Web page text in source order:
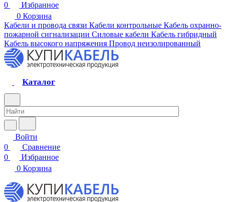
0
Избранное
0 Корзина
Кабели и провода связи Кабели контрольные Кабель охранно-
пожарной сигнализации Силовые кабели Кабель гибридный
Кабель высокого напряжения Провод неизолированный
Каталог
Войти
0
Сравнение
0
Избранное
0 Корзина